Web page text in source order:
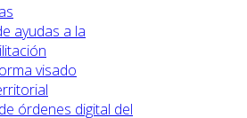
ayudas a la
visado
órdenes digital del